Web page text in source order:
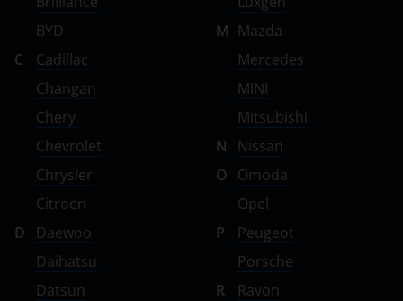
BYD
C
Cadillac
Changan
Chery
Chevrolet
Chrysler
Citroen
D
Daewoo
Daihatsu
Datsun
M Mazda
Mercedes
MINI
Mitsubishi
N
Nissan
O
Omoda
Opel
P
Peugeot
Porsche
R
Ravon